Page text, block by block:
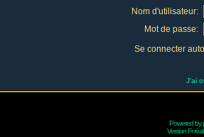
Nom d'utilisateur:
Mot de passe:
Se connecter
J'ai
Powered by
Version Fr